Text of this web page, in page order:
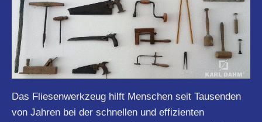
Das Fliesenwerkzeug hilft Menschen seit Tausenden
von Jahren bei der schnellen und effizienten